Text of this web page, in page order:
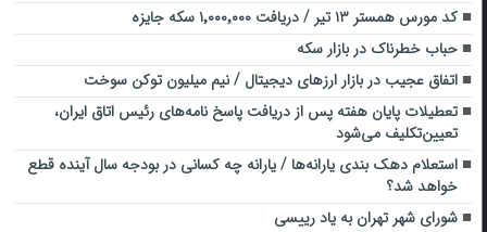
کد مورس همستر ۱۳ تیر / دریافت ۱٬۰۰۰٬۰۰۰ سکه جایزه
حباب خطرناک در بازار سکه
اتفاق عجیب در بازار ارزهای دیجیتال / نیم میلیون توکن سوخت
تعطیلات پایان هفته پس از دریافت پاسخ نامه‌های رئیس اتاق ایران،
تعیین‌تکلیف می‌شود
استعلام دهک بندی یارانه‌ها / یارانه چه کسانی در بودجه سال آینده قطع
خواهد شد؟
شورای شهر تهران به یاد رییسی